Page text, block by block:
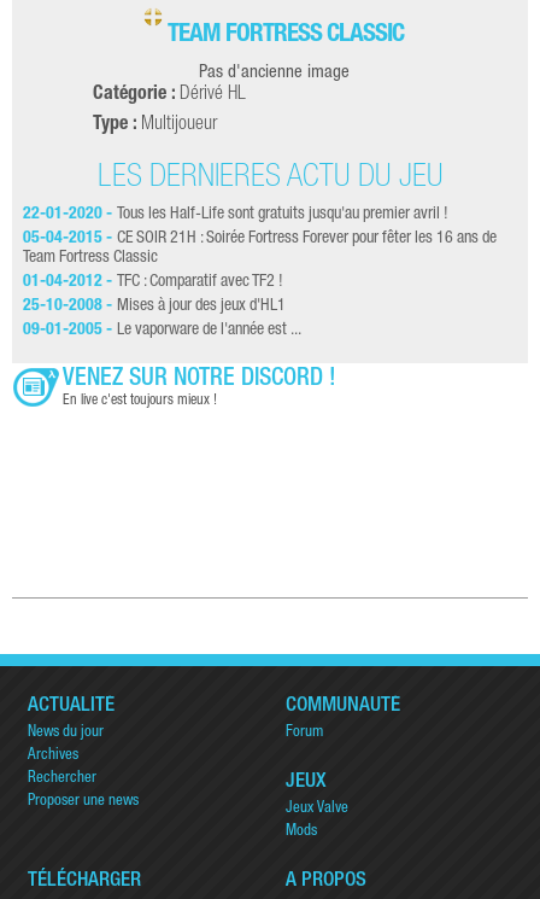
TEAM FORTRESS CLASSIC
Pas d'ancienne image
Catégorie : Dérivé HL
Type : Multijoueur
LES DERNIÈRES ACTU DU JEU
22-01-2020 - Tous les Half-Life sont gratuits jusqu'au premier avril !
05-04-2015 - CE SOIR 21H : Soirée Fortress Forever pour fêter les 16 ans de
Team Fortress Classic
01-04-2012 - TFC : Comparatif avec TF2 !
25-10-2008 - Mises à jour des jeux d'HL1
09-01-2005 - Le vaporware de l'année est ...
VENEZ SUR NOTRE DISCORD !
En live c'est toujours mieux !
ACTUALITÉ
News du jour
Archives
Rechercher
Proposer une news
COMMUNAUTÉ
Forum
JEUX
Jeux Valve
Mods
TÉLÉCHARGER A PROPOS